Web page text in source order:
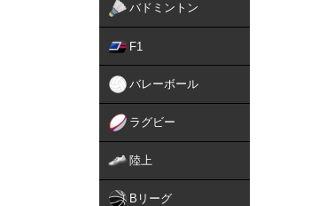
バドミントン
F1
バレーボール
ラグビー
陸上
Bリーグ